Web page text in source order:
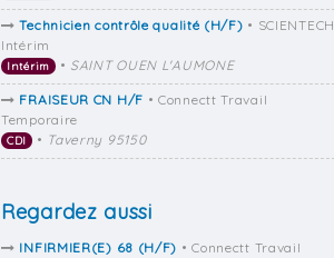
Technicien contrôle qualité (H/F) • SCIENTECH
Intérim
Intérim • SAINT OUEN L'AUMONE
FRAISEUR CN H/F • Connectt Travail
Temporaire
CDI • Taverny 95150
Regardez aussi
INFIRMIER(E) 68 (H/F) • Connectt Travail